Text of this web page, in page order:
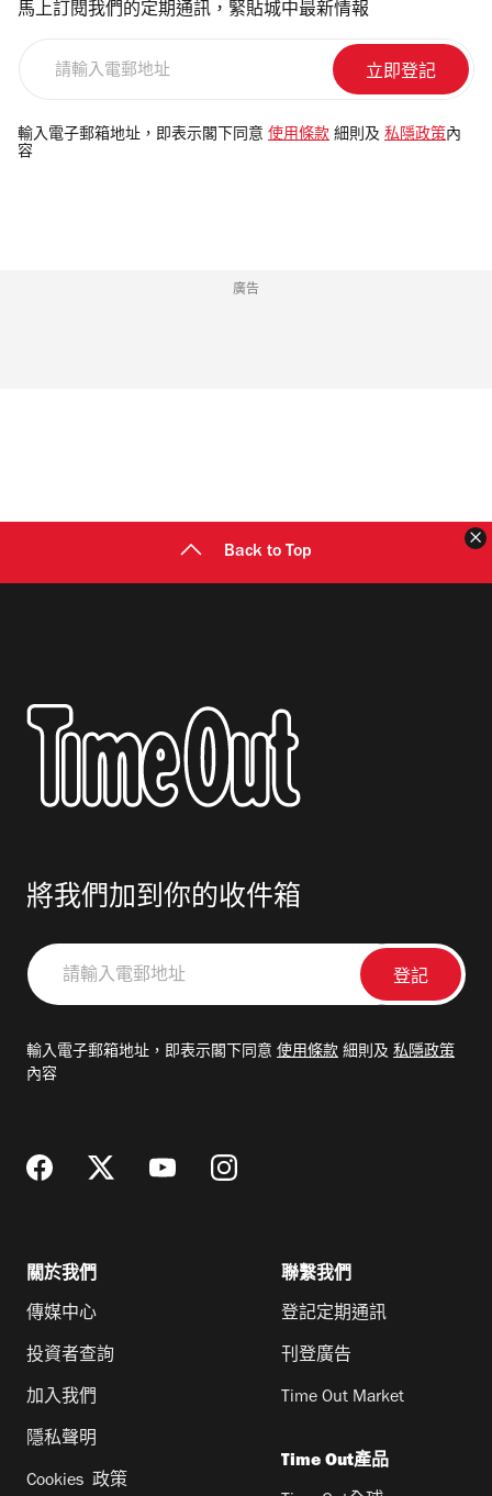
馬上訂閱我們的定期通訊，緊貼城中最新情報
電
郵
輸入電子郵箱地址，即表示閣下同意 使用條款 細則及 私隱政策內
容
廣告
Back to Top
將我們加到你的收件箱
請
輸
郵
輸入電子郵箱地址，即表示閣下同意 使用條款 細則及 私隱政策
內容
關於我們
傳媒中心
投資者查詢
加入我們
隱私聲明
Cookies 政策
聯繫我們
登記定期通訊
刊登廣告
Time Out Market
Time Out產品